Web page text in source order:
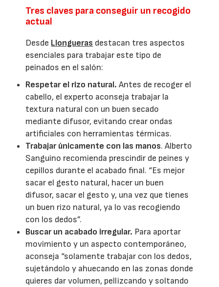
Tres claves para conseguir un recogido
actual
Desde Llongueras destacan tres aspectos
esenciales para trabajar este tipo de
peinados en el salón:
Respetar el rizo natural. Antes de recoger el
cabello, el experto aconseja trabajar la
textura natural con un buen secado
mediante difusor, evitando crear ondas
artificiales con herramientas térmicas.
Trabajar únicamente con las manos. Alberto
Sanguino recomienda prescindir de peines y
cepillos durante el acabado final. “Es mejor
sacar el gesto natural, hacer un buen
difusor, sacar el gesto y, una vez que tienes
un buen rizo natural, ya lo vas recogiendo
con los dedos”.
Buscar un acabado irregular. Para aportar
movimiento y un aspecto contemporáneo,
aconseja “solamente trabajar con los dedos,
sujetándolo y ahuecando en las zonas donde
quieres dar volumen, pellizcando y soltando